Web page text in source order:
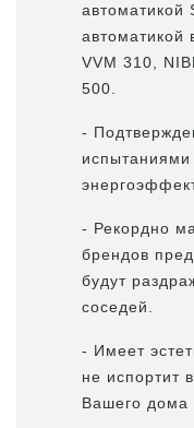
автоматикой
автоматикой
VVM 310,
500.
-
испытаниями
- Рекордно
брендов
будут
соседей.
- Имеет
не испортит
Вашего дома